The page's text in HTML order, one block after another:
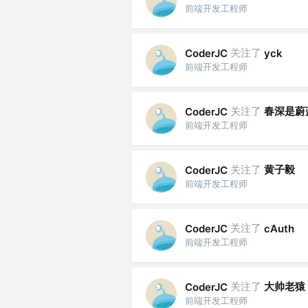
前端开发工程师
CoderJC 关注了 yck
前端开发工程师
CoderJC 关注了 春深是蔚
前端开发工程师
CoderJC 关注了 黄子毅
前端开发工程师
CoderJC 关注了 cAuth
前端开发工程师
CoderJC 关注了 大帅老猿
前端开发工程师